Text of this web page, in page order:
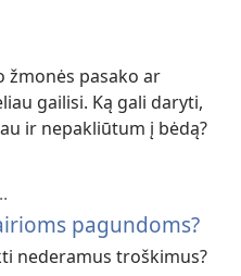
žmonės pasako ar
gailisi. Ką gali daryti,
ir nepakliūtum į bėdą?
pagundoms?
nederamus troškimus?